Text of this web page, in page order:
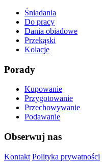
Śniadania
Do pracy
Dania obiadowe
Przekąski
Kolacje
Porady
Kupowanie
Przygotowanie
Przechowywanie
Podawanie
Obserwuj nas
Kontakt Polityka prywatności